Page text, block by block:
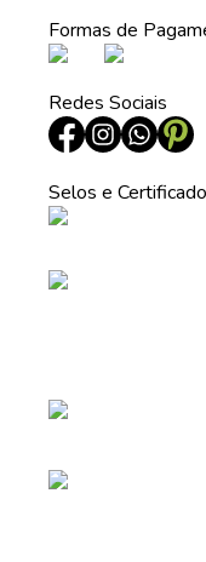
Formas de
Redes Sociais
Selos e